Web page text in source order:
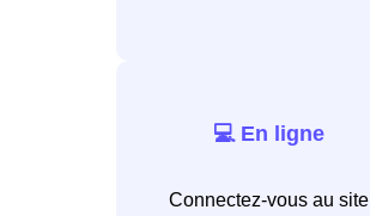
💻 En ligne
Connectez-vous au site